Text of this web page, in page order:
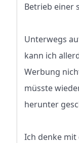
Betrieb einer
Unterwegs
kann ich
Werbung
müsste
herunter
Ich denke mit